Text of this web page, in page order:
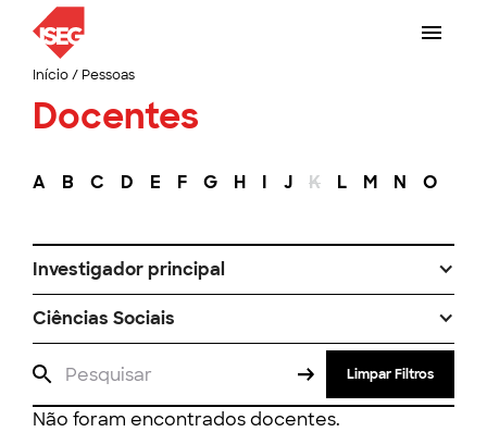
Início/ Pessoas
Docentes
A B C D E F G H I J K L M N O
Investigador principal
Ciências Sociais
Limpar Filtros
Não foram encontrados docentes.